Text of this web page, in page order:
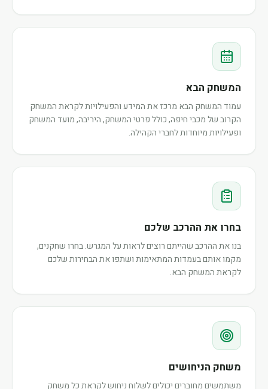
המשחק הבא
עמוד המשחק הבא מרכז את המידע והפעילויות לקראת המשחק
הקרוב של מכבי חיפה, כולל פרטי המשחק, היריבה, מועד המשחק
ופעילויות מיוחדות לחברי הקהילה.
בחרו את ההרכב שלכם
בנו את ההרכב שהייתם רוצים לראות על המגרש. בחרו שחקנים,
מקמו אותם בעמדות המתאימות ושתפו את הבחירות שלכם
לקראת המשחק הבא.
משחק הניחושים
משתמשים מחוברים יכולים לשלוח ניחוש לקראת כל משחק